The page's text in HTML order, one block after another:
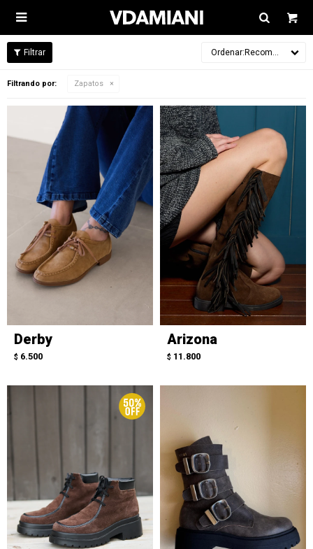

Recomendados
Filtrando por: Zapatos
Derby
$ 6.500
Arizona
$ 11.800